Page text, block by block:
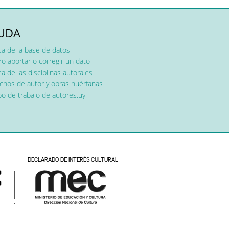
de la base de datos
aportar o corregir un dato
de las disciplinas autorales
de autor y obras huérfanas
de trabajo de autores.uy